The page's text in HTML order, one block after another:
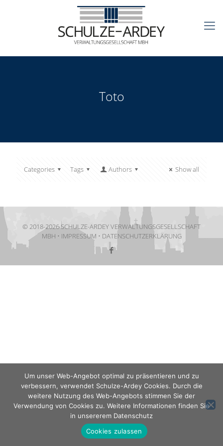
Toto
Categories Tags Authors Show all
© 2018-2026 SCHULZE-ARDEY VERWALTUNGSGESELLSCHAFT
MBH • IMPRESSUM • DATENSCHUTZERKLÄRUNG
Um unser Web-Angebot optimal zu präsentieren und zu
verbessern, verwendet Schulze-Ardey Cookies. Durch die
weitere Nutzung des Web-Angebots stimmen Sie der
Verwendung von Cookies zu. Weitere Informationen finden Sie
in unsererem Datenschutz
Cookies zulassen